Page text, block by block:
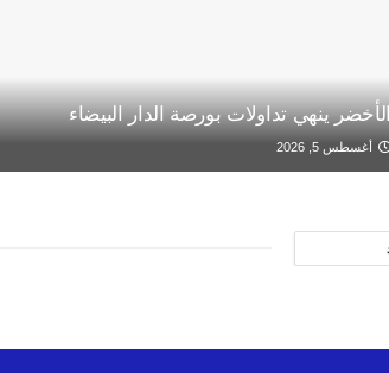
ينهي تداولات بورصة الدار البيضاء
أغسطس 5, 2026